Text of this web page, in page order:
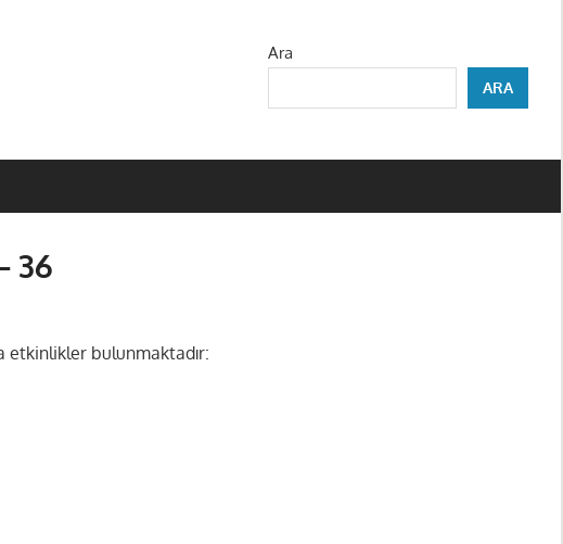
Ara
ARA
36
etkinlikler bulunmaktadır: